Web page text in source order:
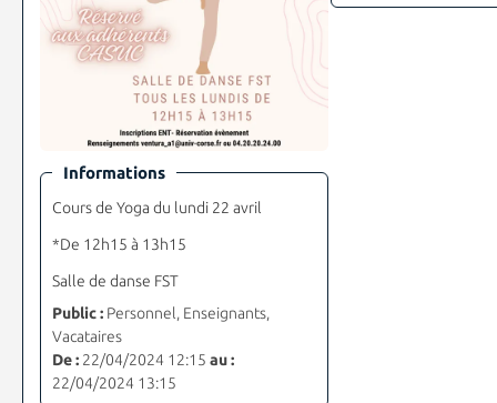
Informations
Cours de Yoga du lundi 22 avril
*De 12h15 à 13h15
Salle de danse FST
Public :Personnel, Enseignants,
Vacataires
De :22/04/2024 12:15 au :
22/04/2024 13:15